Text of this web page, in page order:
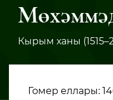
Кырым ханы
Гомер еллары: